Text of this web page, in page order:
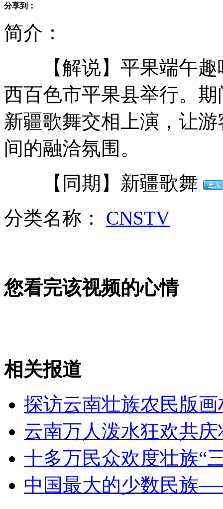
男子与交警肢体冲突后下病危通知
梁锦松谈香港情怀 全家福照片曝光
冬日娜参加伦敦奥运火炬传递
女孩北京地铁殴打老人 痛下狠手拳打脚踢
无痛分娩是否安全 医生回应
外交部：反对强权政治霸凌主义
外交部：有关国家言论片面不公正
分享到：
简介：
【解说】平果端午趣
西百色市平果县举行。
新疆歌舞交相上演，让
间的融洽氛围。
【同期】新疆歌舞
分类名称： CNSTV
您看完该视频的心情
相关报道
探访云南壮族农民版
云南万人泼水狂欢共庆
十多万民众欢度壮族“
中国最大的少数民族